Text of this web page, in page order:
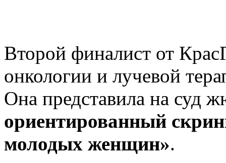
Второй финалист от
онкологии и лучевой
Она представила на суд
ориентированный
молодых женщин».